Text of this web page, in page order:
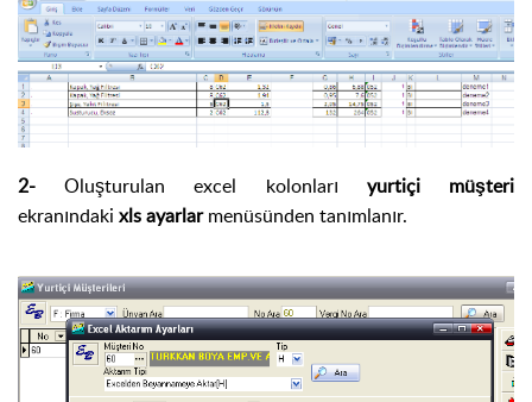
2-Oluşturulan excel kolonları yurtiçi müşteri
ekranındaki xls ayarlarmenüsünden tanımlanır.